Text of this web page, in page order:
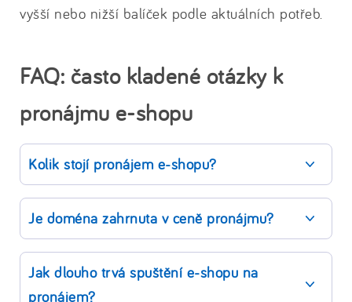
vyšší nebo nižší balíček podle aktuálních potřeb.
FAQ: často kladené otázky k
pronájmu e-shopu
Kolik stojí pronájem e-shopu?
Je doména zahrnuta v ceně pronájmu?
Jak dlouho trvá spuštění e-shopu na
pronájem?